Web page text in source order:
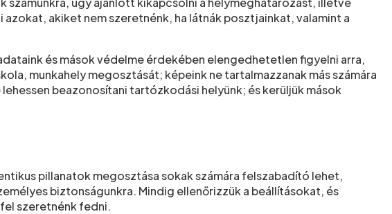
akiket nem szeretnénk, ha látnák posztjainkat, valamint a
és mások védelme érdekében elengedhetetlen figyelni arra,
munkahely megosztását; képeink ne tartalmazzanak más számára
beazonosítani tartózkodási helyünk; és kerüljük mások
pillanatok megosztása sokak számára felszabadító lehet,
biztonságunkra. Mindig ellenőrizzük a beállításokat, és
szeretnénk fedni.